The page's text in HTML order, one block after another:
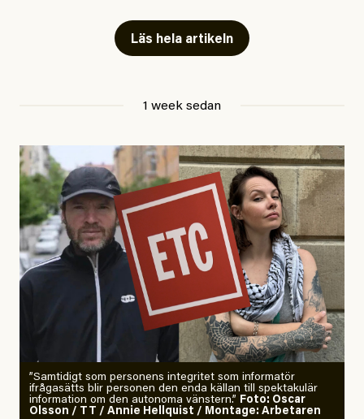
Läs hela artikeln
1 week sedan
”Samtidigt som personens integritet som informatör
ifrågasätts blir personen den enda källan till spektakulär
information om den autonoma vänstern.” Foto: Oscar
Olsson / TT / Annie Hellquist / Montage: Arbetaren